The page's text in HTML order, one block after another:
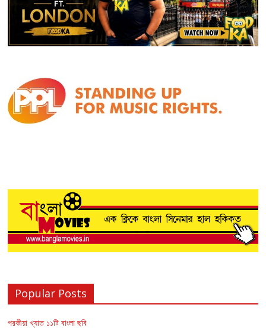
Popular Posts
পরকীয়া খ্যাত ১১টি বাংলা ছবি